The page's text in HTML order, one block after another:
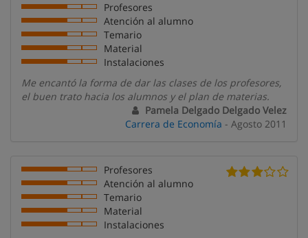
Profesores
Atención al alumno
Temario
Material
Instalaciones
Me encantó la forma de dar las clases de los profesores,
el buen trato hacia los alumnos y el plan de materias.
Pamela Delgado Delgado Velez
Carrera de Economía - Agosto 2011
Profesores
Atención al alumno
Temario
Material
Instalaciones